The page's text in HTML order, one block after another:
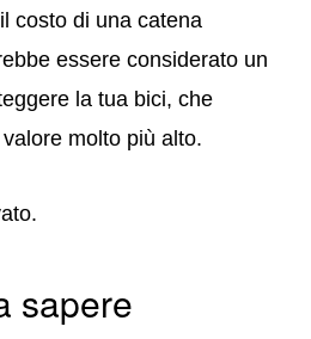
costo di una catena
essere considerato un
la tua bici, che
molto più alto.
sapere